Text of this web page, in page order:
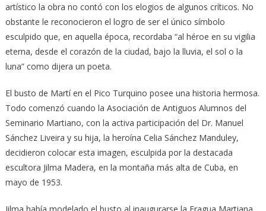
artístico la obra no contó con los elogios de algunos críticos. No
obstante le reconocieron el logro de ser el único símbolo
esculpido que, en aquella época, recordaba “al héroe en su vigilia
eterna, desde el corazón de la ciudad, bajo la lluvia, el sol o la
luna” como dijera un poeta.
El busto de Martí en el Pico Turquino posee una historia hermosa.
Todo comenzó cuando la Asociación de Antiguos Alumnos del
Seminario Martiano, con la activa participación del Dr. Manuel
Sánchez Liveira y su hija, la heroína Celia Sánchez Manduley,
decidieron colocar esta imagen, esculpida por la destacada
escultora Jilma Madera, en la montaña más alta de Cuba, en
mayo de 1953.